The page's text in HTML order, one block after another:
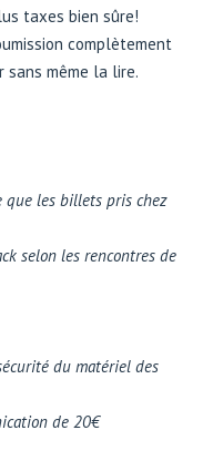
taxes bien sûre!
complètement
sans même la lire.
que les billets pris chez
selon les rencontres de
du matériel des
de 20€